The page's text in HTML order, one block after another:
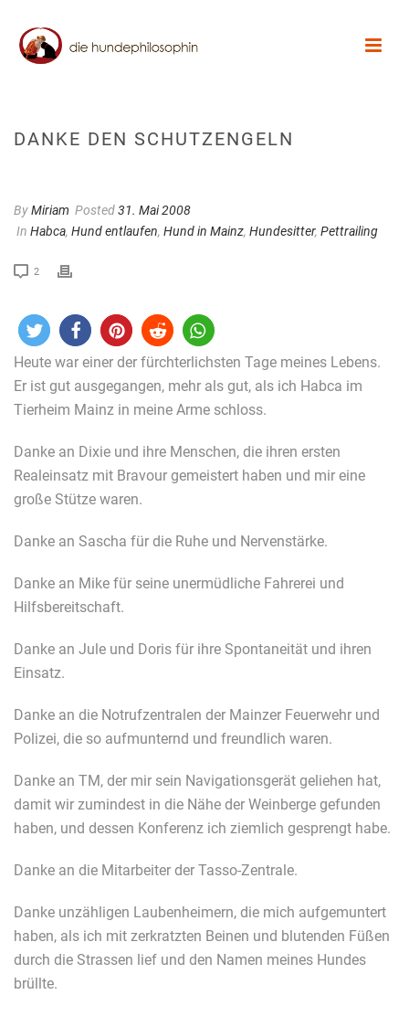
DANKE DEN SCHUTZENGELN
ByMiriam Posted31. Mai 2008
In Habca, Hund entlaufen, Hund in Mainz, Hundesitter, Pettrailing
2
Heute war einer der fürchterlichsten Tage meines Lebens.
Er ist gut ausgegangen, mehr als gut, als ich Habca im
Tierheim Mainz in meine Arme schloss.
Danke an Dixie und ihre Menschen, die ihren ersten
Realeinsatz mit Bravour gemeistert haben und mir eine
große Stütze waren.
Danke an Sascha für die Ruhe und Nervenstärke.
Danke an Mike für seine unermüdliche Fahrerei und
Hilfsbereitschaft.
Danke an Jule und Doris für ihre Spontaneität und ihren
Einsatz.
Danke an die Notrufzentralen der Mainzer Feuerwehr und
Polizei, die so aufmunternd und freundlich waren.
Danke an TM, der mir sein Navigationsgerät geliehen hat,
damit wir zumindest in die Nähe der Weinberge gefunden
haben, und dessen Konferenz ich ziemlich gesprengt habe.
Danke an die Mitarbeiter der Tasso-Zentrale.
Danke unzähligen Laubenheimern, die mich aufgemuntert
haben, als ich mit zerkratzten Beinen und blutenden Füßen
durch die Strassen lief und den Namen meines Hundes
brüllte.